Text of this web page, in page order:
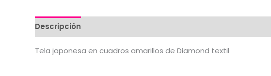
Descripción
Tela japonesa en cuadros amarillos de Diamond textil